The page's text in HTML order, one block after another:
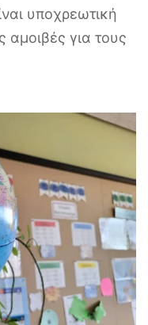
υποχρεωτική
αμοιβές για τους